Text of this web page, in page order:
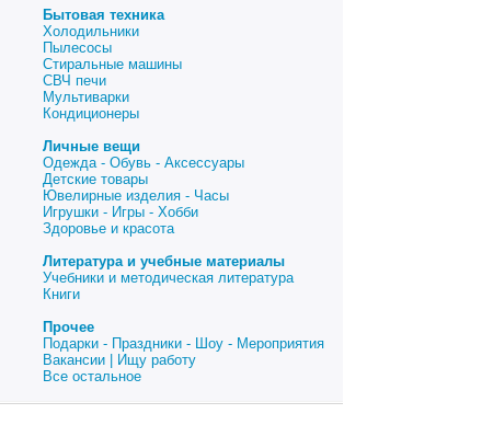
Бытовая техника
Холодильники
Пылесосы
Стиральные машины
СВЧ печи
Мультиварки
Кондиционеры
Личные вещи
Одежда - Обувь - Аксессуары
Детские товары
Ювелирные изделия - Часы
Игрушки - Игры - Хобби
Здоровье и красота
Литература и учебные материалы
Учебники и методическая литература
Книги
Прочее
Подарки - Праздники - Шоу - Мероприятия
Вакансии | Ищу работу
Все остальное